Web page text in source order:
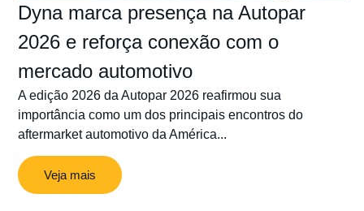
Dyna marca presença na Autopar
2026 e reforça conexão com o
mercado automotivo
A edição 2026 da Autopar 2026 reafirmou sua
importância como um dos principais encontros do
aftermarket automotivo da América...
Veja mais